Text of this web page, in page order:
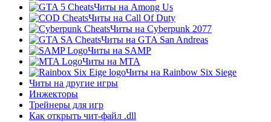
Читы на Among Us
Читы на Call Of Duty
Читы на Cyberpunk 2077
Читы на GTA San Andreas
Читы на SAMP
Читы на МТА
Читы на Rainbow Six Siege
Читы на другие игры
Инжекторы
Трейнеры для игр
Как открыть чит-файл .dll